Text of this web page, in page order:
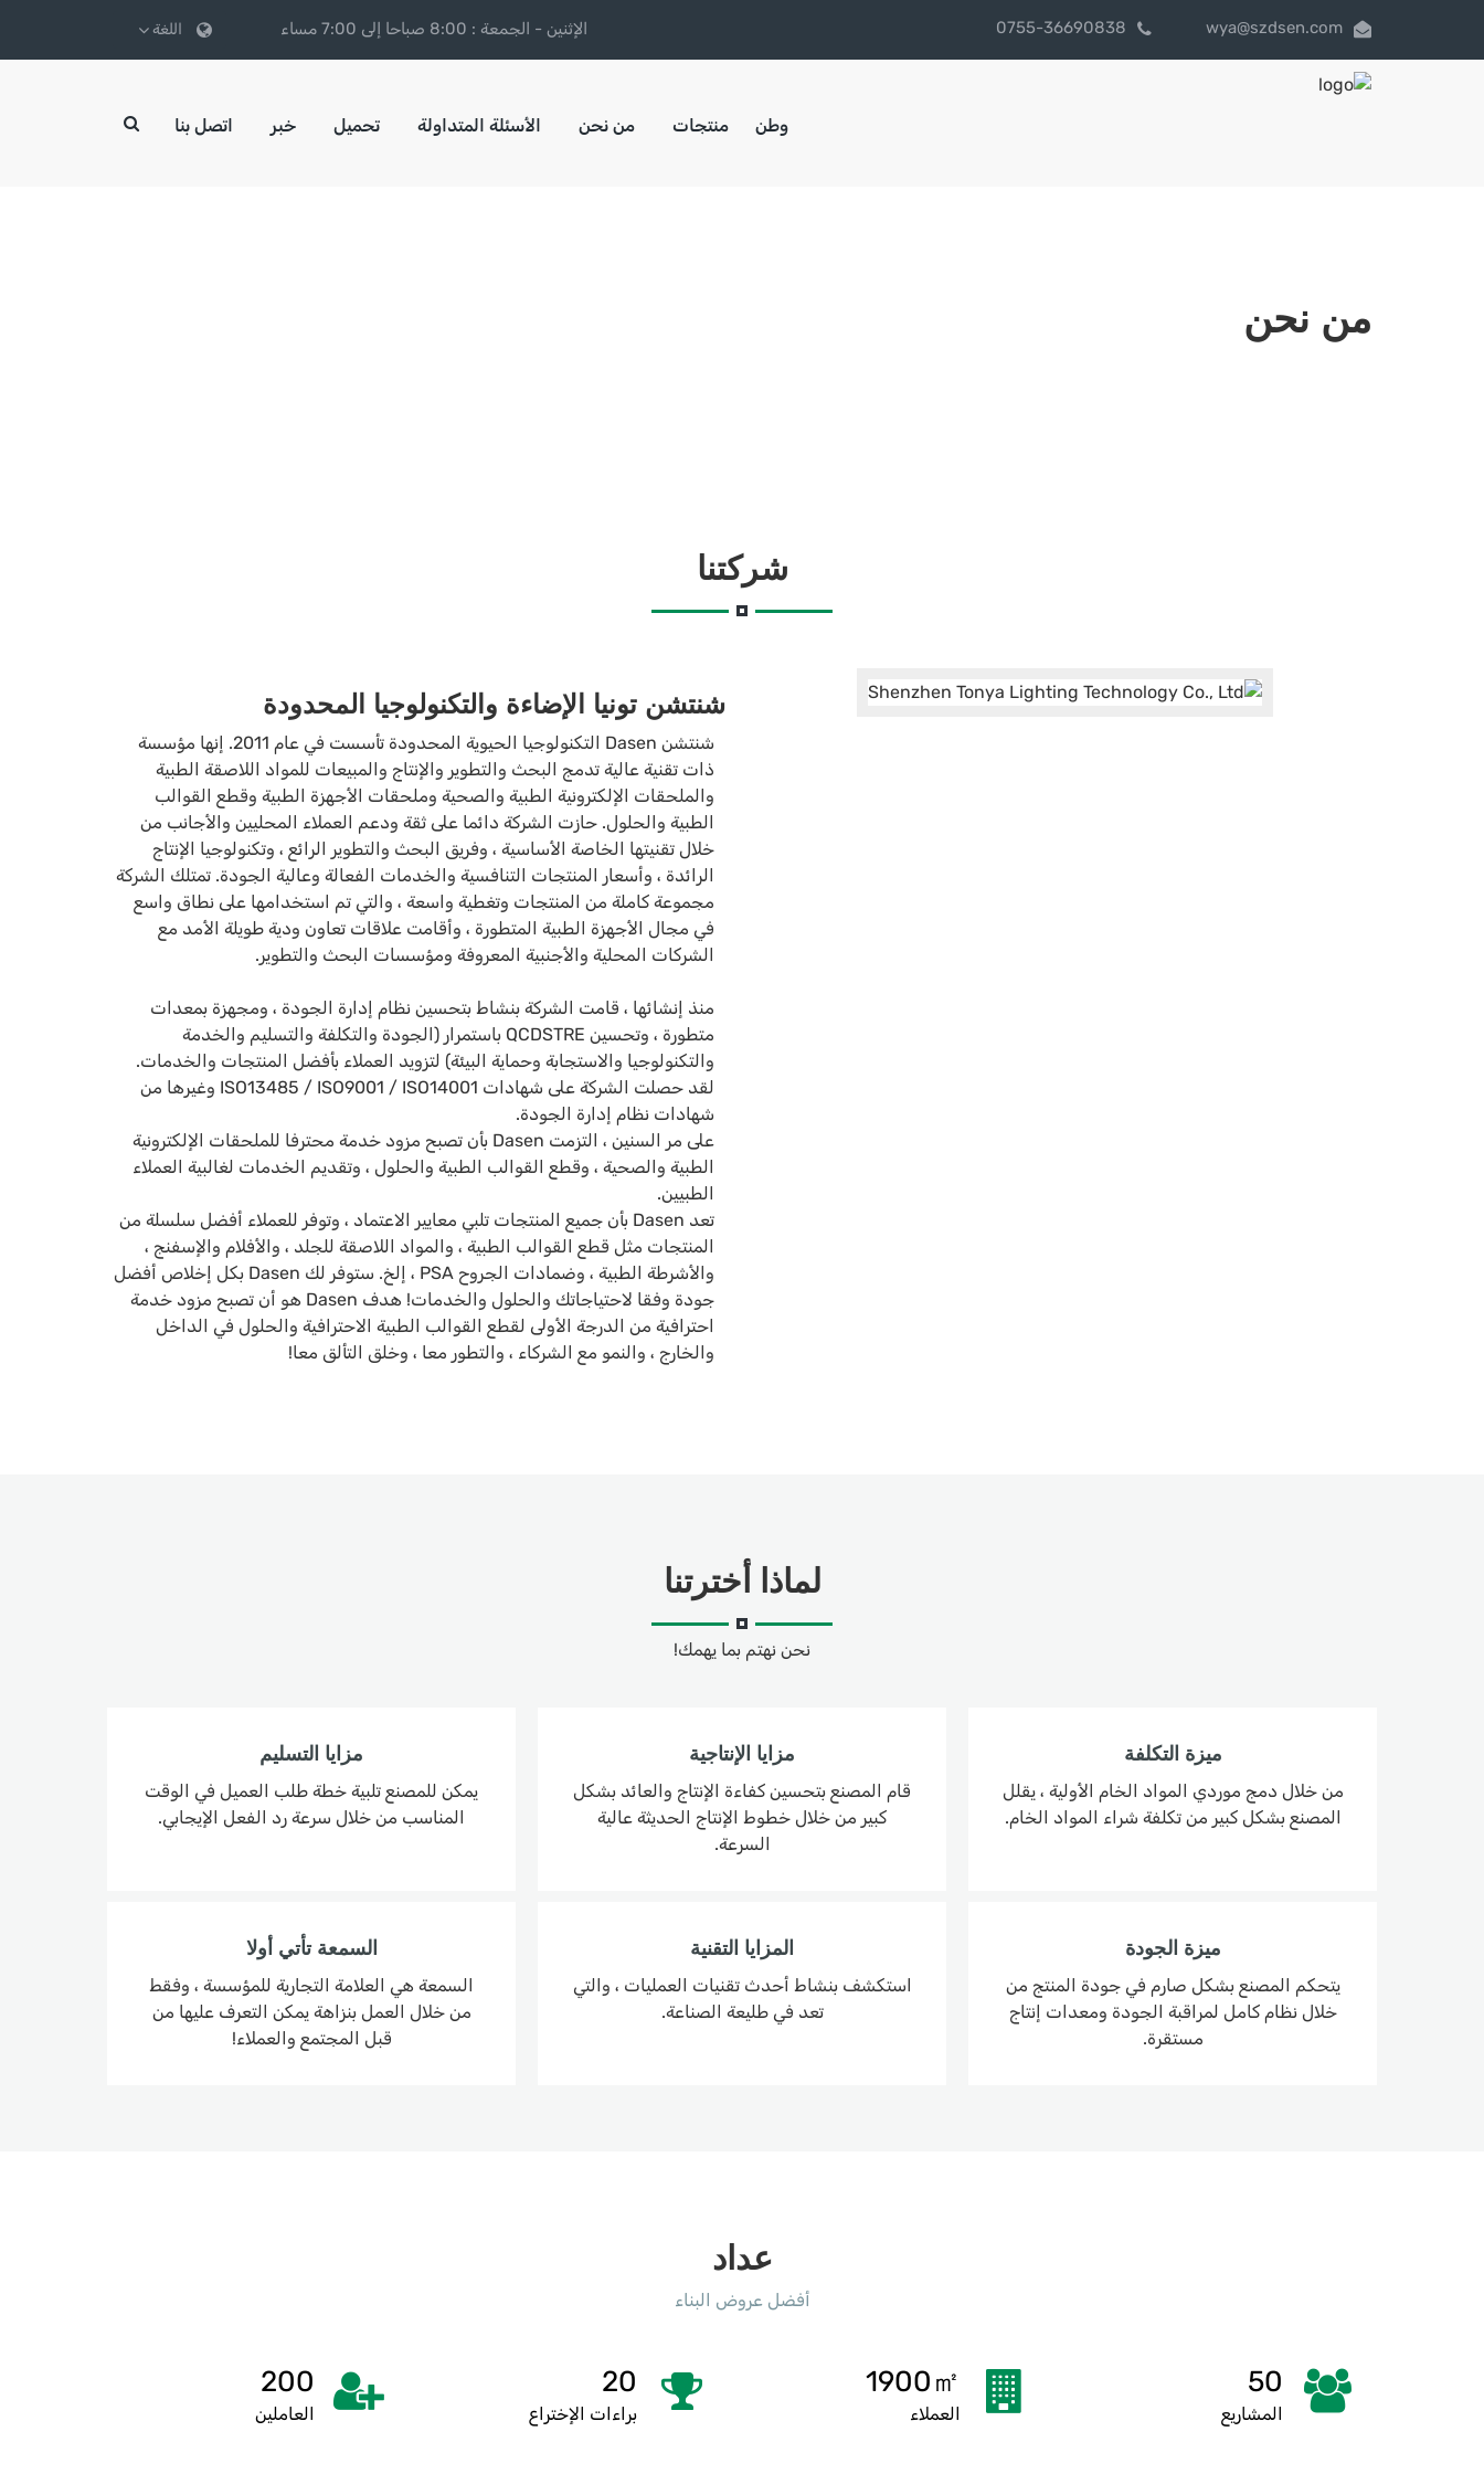
wya@szdsen.com
0755-36690838 الإثنين - الجمعة : 8:00 صباحا إلى 7:00 مساء اللغة
وطن منتجات من نحن الأسئلة المتداولة تحميل خبر اتصل بنا
من نحن
شركتنا
شنتشن تونيا الإضاءة والتكنولوجيا المحدودة
شنتشن Dasen التكنولوجيا الحيوية المحدودة تأسست في عام 2011. إنها مؤسسة
ذات تقنية عالية تدمج البحث والتطوير والإنتاج والمبيعات للمواد اللاصقة الطبية
والملحقات الإلكترونية الطبية والصحية وملحقات الأجهزة الطبية وقطع القوالب
الطبية والحلول. حازت الشركة دائما على ثقة ودعم العملاء المحليين والأجانب من
خلال تقنيتها الخاصة الأساسية ، وفريق البحث والتطوير الرائع ، وتكنولوجيا الإنتاج
الرائدة ، وأسعار المنتجات التنافسية والخدمات الفعالة وعالية الجودة. تمتلك الشركة
مجموعة كاملة من المنتجات وتغطية واسعة ، والتي تم استخدامها على نطاق واسع
في مجال الأجهزة الطبية المتطورة ، وأقامت علاقات تعاون ودية طويلة الأمد مع
الشركات المحلية والأجنبية المعروفة ومؤسسات البحث والتطوير.
منذ إنشائها ، قامت الشركة بنشاط بتحسين نظام إدارة الجودة ، ومجهزة بمعدات
متطورة ، وتحسين QCDSTRE باستمرار (الجودة والتكلفة والتسليم والخدمة
والتكنولوجيا والاستجابة وحماية البيئة) لتزويد العملاء بأفضل المنتجات والخدمات.
لقد حصلت الشركة على شهادات ISO13485 / ISO9001 / ISO14001 وغيرها من
شهادات نظام إدارة الجودة.
على مر السنين ، التزمت Dasen بأن تصبح مزود خدمة محترفا للملحقات الإلكترونية
الطبية والصحية ، وقطع القوالب الطبية والحلول ، وتقديم الخدمات لغالبية العملاء
الطبيين.
تعد Dasen بأن جميع المنتجات تلبي معايير الاعتماد ، وتوفر للعملاء أفضل سلسلة من
المنتجات مثل قطع القوالب الطبية ، والمواد اللاصقة للجلد ، والأفلام والإسفنج ،
والأشرطة الطبية ، وضمادات الجروح PSA ، إلخ. ستوفر لك Dasen بكل إخلاص أفضل
جودة وفقا لاحتياجاتك والحلول والخدمات! هدف Dasen هو أن تصبح مزود خدمة
احترافية من الدرجة الأولى لقطع القوالب الطبية الاحترافية والحلول في الداخل
والخارج ، والنمو مع الشركاء ، والتطور معا ، وخلق التألق معا!
لماذا أخترتنا
نحن نهتم بما يهمك!
ميزة التكلفة
من خلال دمج موردي المواد الخام الأولية ، يقلل
المصنع بشكل كبير من تكلفة شراء المواد الخام.
مزايا الإنتاجية
قام المصنع بتحسين كفاءة الإنتاج والعائد بشكل
كبير من خلال خطوط الإنتاج الحديثة عالية
السرعة.
مزايا التسليم
يمكن للمصنع تلبية خطة طلب العميل في الوقت
المناسب من خلال سرعة رد الفعل الإيجابي.
ميزة الجودة
يتحكم المصنع بشكل صارم في جودة المنتج من
خلال نظام كامل لمراقبة الجودة ومعدات إنتاج
مستقرة.
المزايا التقنية
استكشف بنشاط أحدث تقنيات العمليات ، والتي
تعد في طليعة الصناعة.
السمعة تأتي أولا
السمعة هي العلامة التجارية للمؤسسة ، وفقط
من خلال العمل بنزاهة يمكن التعرف عليها من
قبل المجتمع والعملاء!
عداد
أفضل عروض البناء
50
المشاريع
1900㎡
العملاء
20
براءات الإختراع
200
العاملين